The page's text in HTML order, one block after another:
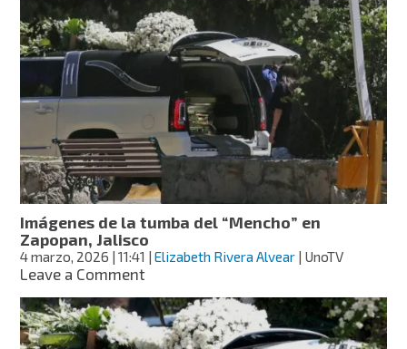
del
“Mencho”
tiene
una
cafetería
en
California,
asegura
el
New
York
Post
Imágenes de la tumba del “Mencho” en
Zapopan, Jalisco
4 marzo, 2026 | 11:41 |Elizabeth Rivera Alvear | UnoTV
Leave a Commenton
de
la